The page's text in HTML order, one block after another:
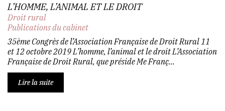
L’HOMME, L’ANIMAL ET LE DROIT
Droit rural
Publications du cabinet
35ème Congrès de l’Association Française de Droit Rural 11
et 12 octobre 2019 L’homme, l’animal et le droit L’Association
Française de Droit Rural, que préside Me Franç...
Lire la suite